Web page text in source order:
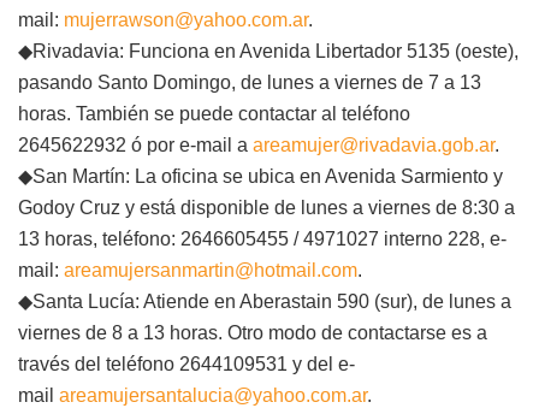
mail: mujerrawson@yahoo.com.ar.
◆Rivadavia: Funciona en Avenida Libertador 5135 (oeste),
pasando Santo Domingo, de lunes a viernes de 7 a 13
horas. También se puede contactar al teléfono
2645622932 ó por e-mail a areamujer@rivadavia.gob.ar.
◆San Martín: La oficina se ubica en Avenida Sarmiento y
Godoy Cruz y está disponible de lunes a viernes de 8:30 a
13 horas, teléfono: 2646605455 / 4971027 interno 228, e-
mail: areamujersanmartin@hotmail.com.
◆Santa Lucía: Atiende en Aberastain 590 (sur), de lunes a
viernes de 8 a 13 horas. Otro modo de contactarse es a
través del teléfono 2644109531 y del e-
mail areamujersantalucia@yahoo.com.ar.